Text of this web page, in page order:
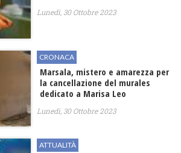
Lunedì, 30 Ottobre 2023
CRONACA
Marsala, mistero e amarezza per
la cancellazione del murales
dedicato a Marisa Leo
Lunedì, 30 Ottobre 2023
ATTUALITÀ